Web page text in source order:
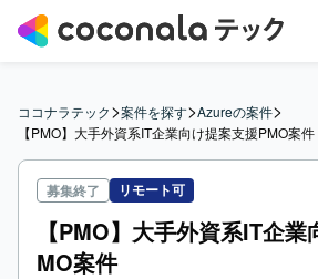
ココナラテック>案件を探す>Azureの案件>
【PMO】大手外資系IT企業向け提案支援PMO案件
募集終了 リモート可
【PMO】大手外資系IT企
MO案件